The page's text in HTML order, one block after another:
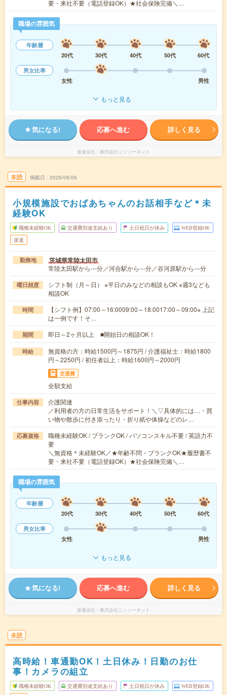
要・来社不要（電話登録OK）★社会保険完備＼…
職場の雰囲気
年齢層
20代
30代 40代 50代
60代
男女比率
女性
男性
もっと見る
気になる! 応募へ進む 詳しく見る
派遣会社 株式会社ニッソーネット
未読 掲載日 2026/08/06
小規模施設でおばあちゃんのお話相手など＊未
経験OK
職種未経験OK 交通費別途支給あり 土日祝日が休み WEB登録OK
派遣
勤務地 茨城県常陸太田市
常陸太田駅から---分／河合駅から---分／谷河原駅から---分
曜日頻度
シフト制（月～日） ※平日のみなどの相談もOK ※週3なども
相談OK
時間
【シフト例】07:00～16:0009:00～18:0017:00～09:00※ 上記
は一例です！そ…
期間 即日～2ヶ月以上 ■開始日の相談OK！
時給
無資格の方：時給1500円～1875円 / 介護福祉士：時給1800
円～2250円 / 初任者以上：時給1600円～2000円
交通費
全額支給
仕事内容
介護関連
／利用者の方の日常生活をサポート！＼▽具体的には…・買
い物や散歩に付き添ったり・折り紙や体操などのレ…
応募資格
職種未経験OK / ブランクOK / パソコンスキル不要 / 英語力不
要
＼無資格＊未経験OK／★年齢不問・ブランクOK★履歴書不
要・来社不要（電話登録OK）★社会保険完備＼…
職場の雰囲気
年齢層
20代
30代 40代 50代
60代
男女比率
女性
男性
もっと見る
気になる! 応募へ進む 詳しく見る
派遣会社 株式会社ニッソーネット
未読
高時給！車通勤OK！土日休み！日勤のお仕
事！カメラの組立
職種未経験OK 交通費別途支給あり 土日祝日が休み WEB登録OK